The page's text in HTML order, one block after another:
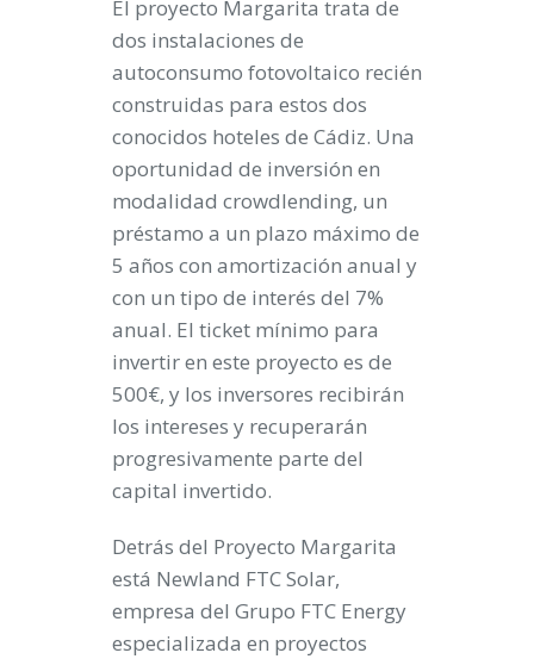
El proyecto Margarita trata de
dos instalaciones de
autoconsumo fotovoltaico recién
construidas para estos dos
conocidos hoteles de Cádiz. Una
oportunidad de inversión en
modalidad crowdlending, un
préstamo a un plazo máximo de
5 años con amortización anual y
con un tipo de interés del 7%
anual. El ticket mínimo para
invertir en este proyecto es de
500€, y los inversores recibirán
los intereses y recuperarán
progresivamente parte del
capital invertido.
Detrás del Proyecto Margarita
está Newland FTC Solar,
empresa del Grupo FTC Energy
especializada en proyectos